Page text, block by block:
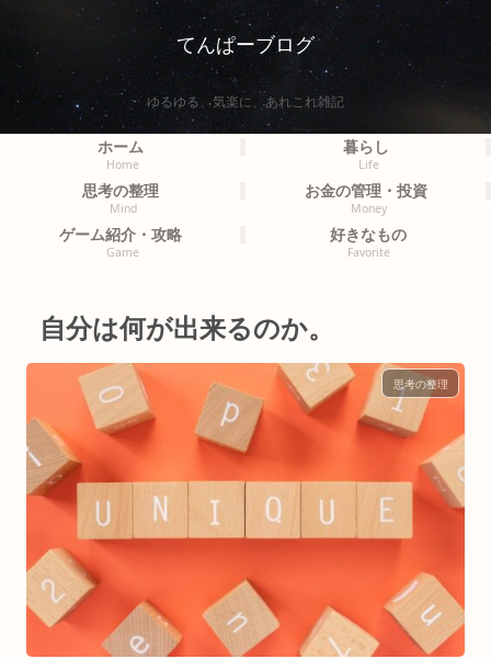
てんぱーブログ
ゆるゆる、気楽に、あれこれ雑記
ホーム
Home
暮らし
Life
思考の整理
Mind
お金の管理・投資
Money
ゲーム紹介・攻略
Game
好きなもの
Favorite
自分は何が出来るのか。
思考の整理